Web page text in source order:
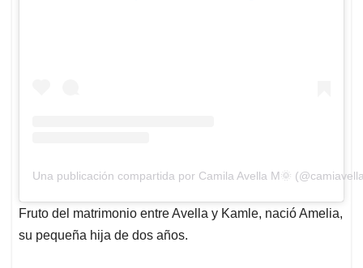
Una publicación compartida por Camila Avella M🌞
Fruto del matrimonio entre Avella y Kamle, nació Amelia,
su pequeña hija de dos años.